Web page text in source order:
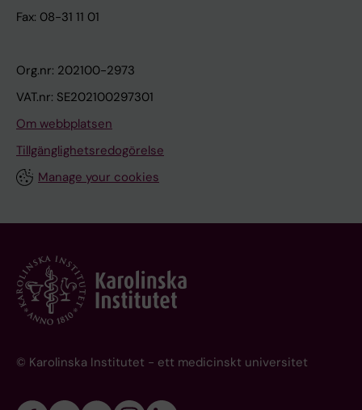
Fax: 08-31 11 01
Org.nr: 202100-2973
VAT.nr: SE202100297301
Om webbplatsen
Tillgänglighetsredogörelse
Manage your cookies
© Karolinska Institutet - ett medicinskt universitet